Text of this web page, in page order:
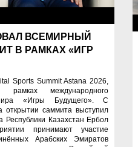
ВСЕМИРНЫЙ
В РАМКАХ «ИГР
Sports Summit Astana 2026,
международного
«Игры Будущего». С
открытии саммита выступил
Республики Казахстан Ербол
принимают участие
Арабских Эмиратов